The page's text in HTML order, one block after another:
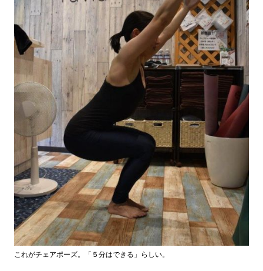
これがチェアポーズ。「５分はできる」らしい。